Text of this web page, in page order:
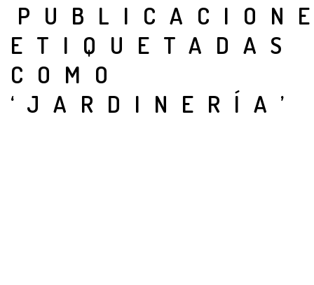
ETIQUETADAS
COMO
‘JARDINERÍA’